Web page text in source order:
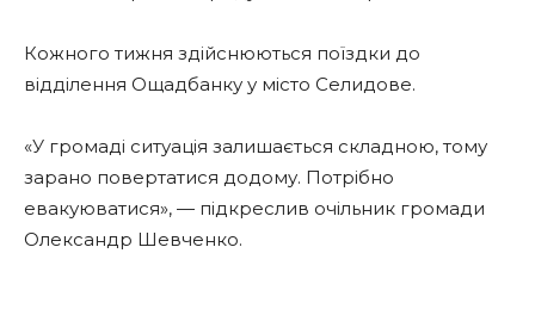
Кожного тижня здійснюються поїздки до
відділення Ощадбанку у місто Селидове.
«У громаді ситуація залишається складною, тому
зарано повертатися додому. Потрібно
евакуюватися», — підкреслив очільник громади
Олександр Шевченко.